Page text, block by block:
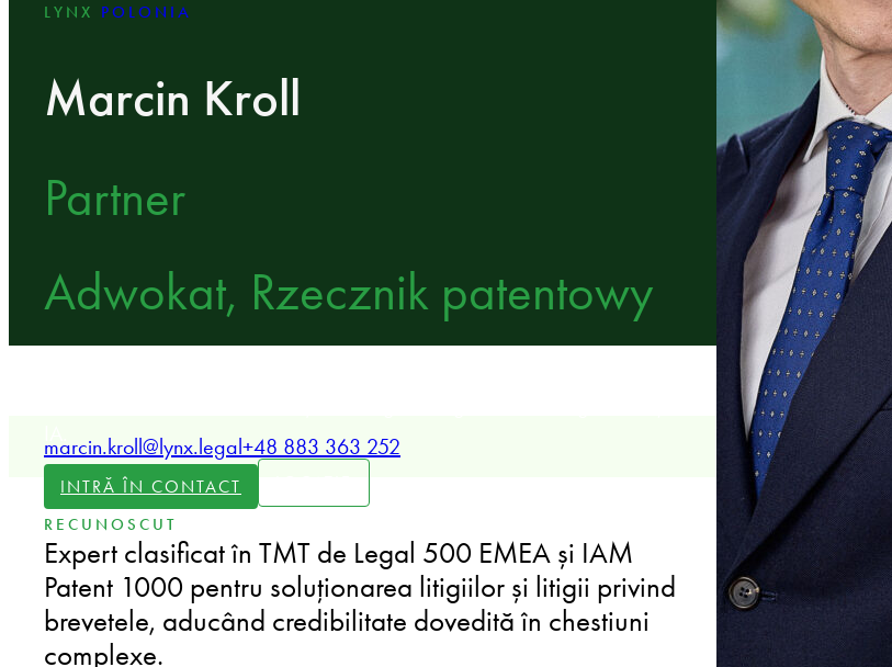
LYNX POLONIA
Marcin Kroll
Partner
Adwokat, Rzecznik patentowy
INTRĂ ÎN CONTACT
marcin.kroll@lynx.legal+48 883 363 252
RECUNOSCUT
Expert clasificat în TMT de Legal 500 EMEA și IAM
Patent 1000 pentru soluționarea litigiilor și litigii privind
brevetele, aducând credibilitate dovedită în chestiuni
complexe.
LIDER
Șeful
date,
evoluțiile de